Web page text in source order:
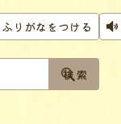
ふりがなをつける